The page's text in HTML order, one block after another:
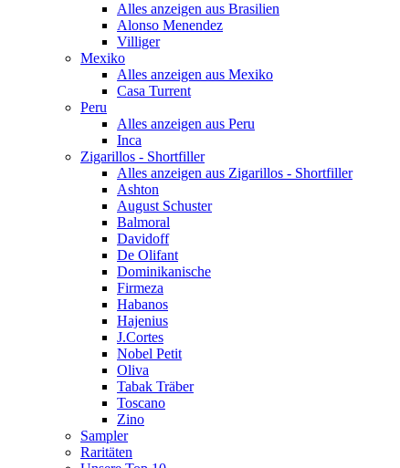
Alles anzeigen aus Brasilien
Alonso Menendez
Villiger
Mexiko
Alles anzeigen aus Mexiko
Casa Turrent
Peru
Alles anzeigen aus Peru
Inca
Zigarillos - Shortfiller
Alles anzeigen aus Zigarillos - Shortfiller
Ashton
August Schuster
Balmoral
Davidoff
De Olifant
Dominikanische
Firmeza
Habanos
Hajenius
J.Cortes
Nobel Petit
Oliva
Tabak Träber
Toscano
Zino
Sampler
Raritäten